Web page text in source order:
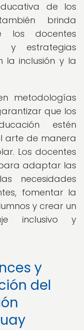
de los
brinda
los docentes
y estrategias
la inclusión y la
metodologías
que los
estén
arte de manera
Los docentes
adaptar las
necesidades
fomentar la
y crear un
inclusivo y
y
del